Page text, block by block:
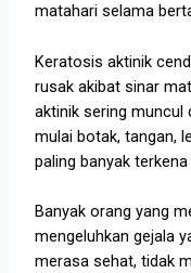
matahari selama
Keratosis aktinik
rusak akibat sinar
aktinik sering muncul
mulai botak, tangan,
paling banyak
Banyak orang yang
mengeluhkan gejala
merasa sehat, tidak